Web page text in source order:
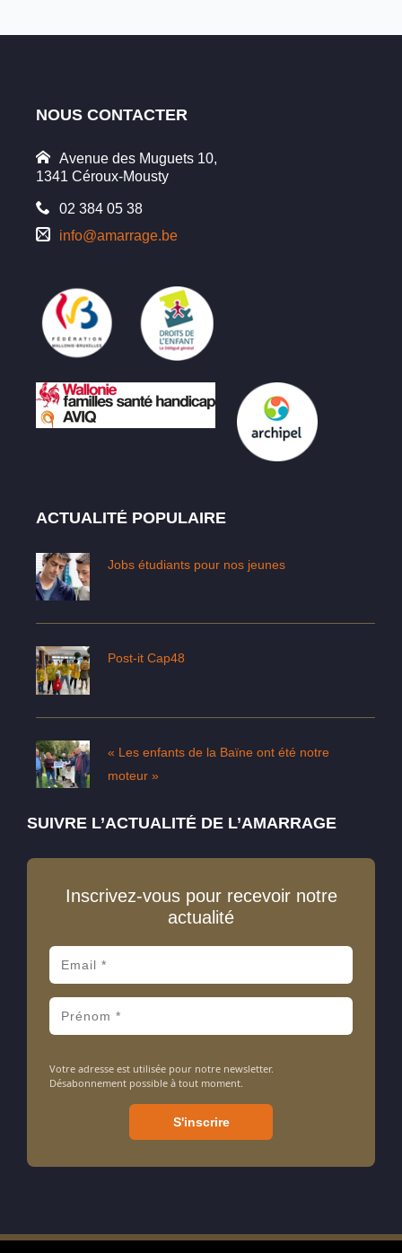
NOUS CONTACTER
Avenue des Muguets 10,
1341 Céroux-Mousty
02 384 05 38
info@amarrage.be
ACTUALITÉ POPULAIRE
Jobs étudiants pour nos jeunes
Post-it Cap48
« Les enfants de la Baïne ont été notre
moteur »
SUIVRE L’ACTUALITÉ DE L’AMARRAGE
Inscrivez-vous pour recevoir notre
actualité
Votre adresse est utilisée pour notre newsletter.
Désabonnement possible à tout moment.